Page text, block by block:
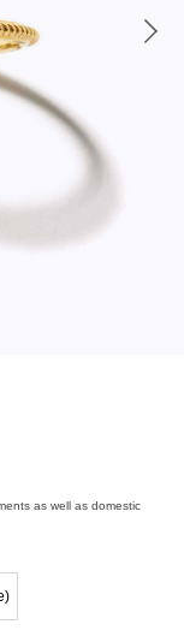
as well as domestic